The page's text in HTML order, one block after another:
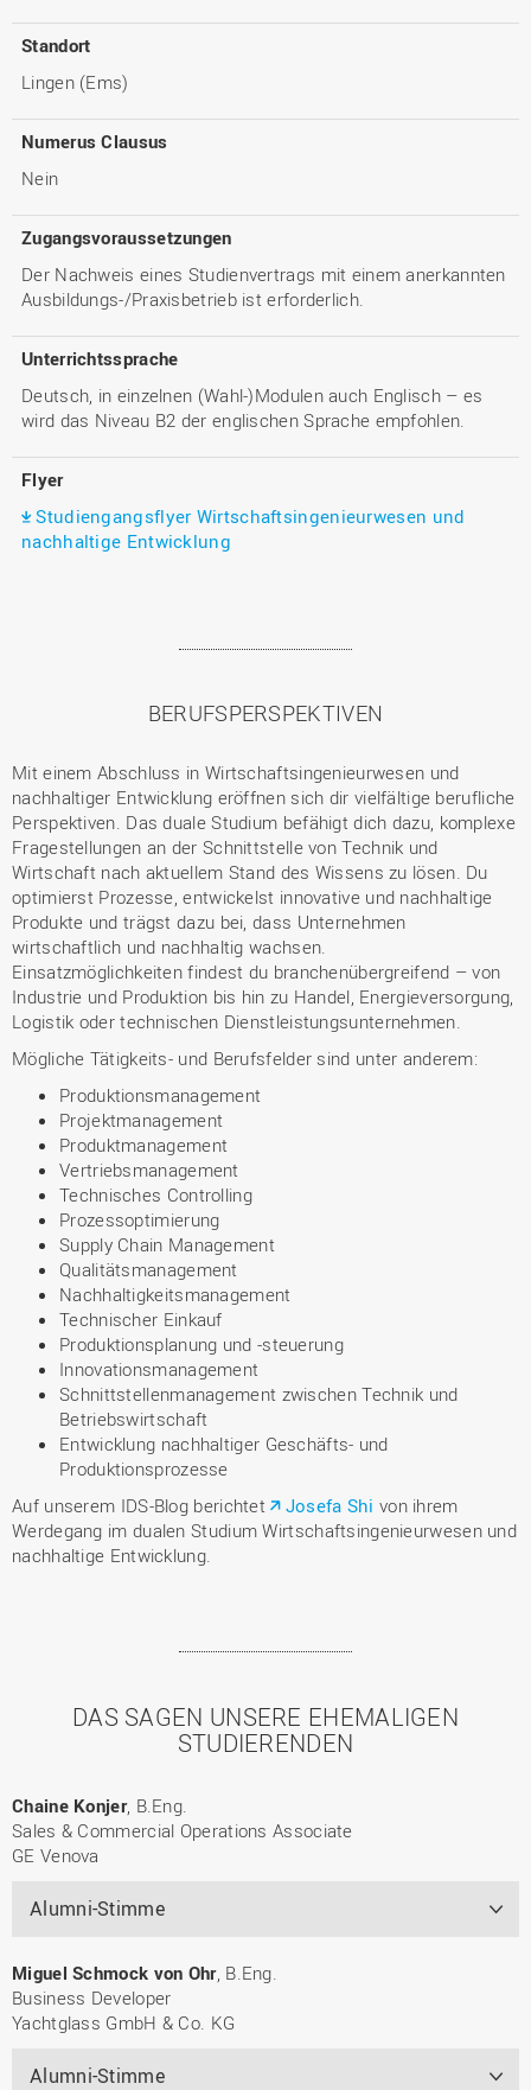
Standort
Lingen (Ems)
Numerus Clausus
Nein
Zugangsvoraussetzungen
Der Nachweis eines Studienvertrags mit einem anerkannten
Ausbildungs-/Praxisbetrieb ist erforderlich.
Unterrichtssprache
Deutsch, in einzelnen (Wahl-)Modulen auch Englisch – es
wird das Niveau B2 der englischen Sprache empfohlen.
Flyer
Studiengangsflyer Wirtschaftsingenieurwesen und
nachhaltige Entwicklung
BERUFSPERSPEKTIVEN
Mit einem Abschluss in Wirtschaftsingenieurwesen und
nachhaltiger Entwicklung eröffnen sich dir vielfältige berufliche
Perspektiven. Das duale Studium befähigt dich dazu, komplexe
Fragestellungen an der Schnittstelle von Technik und
Wirtschaft nach aktuellem Stand des Wissens zu lösen. Du
optimierst Prozesse, entwickelst innovative und nachhaltige
Produkte und trägst dazu bei, dass Unternehmen
wirtschaftlich und nachhaltig wachsen.
Einsatzmöglichkeiten findest du branchenübergreifend – von
Industrie und Produktion bis hin zu Handel, Energieversorgung,
Logistik oder technischen Dienstleistungsunternehmen.
Mögliche Tätigkeits- und Berufsfelder sind unter anderem:
Produktionsmanagement
Projektmanagement
Produktmanagement
Vertriebsmanagement
Technisches Controlling
Prozessoptimierung
Supply Chain Management
Qualitätsmanagement
Nachhaltigkeitsmanagement
Technischer Einkauf
Produktionsplanung und -steuerung
Innovationsmanagement
Schnittstellenmanagement zwischen Technik und
Betriebswirtschaft
Entwicklung nachhaltiger Geschäfts- und
Produktionsprozesse
Auf unserem IDS-Blog berichtet
Josefa Shi von ihrem
Werdegang im dualen Studium Wirtschaftsingenieurwesen und
nachhaltige Entwicklung.
DAS SAGEN UNSERE EHEMALIGEN
STUDIERENDEN
Chaine Konjer, B.Eng.
Sales & Commercial Operations Associate
GE Venova
Alumni-Stimme
Miguel Schmock von Ohr, B.Eng.
Business Developer
Yachtglass GmbH & Co. KG
Alumni-Stimme